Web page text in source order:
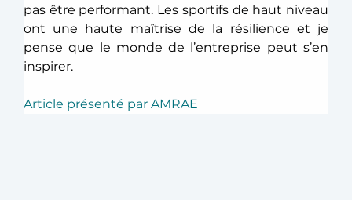
pas être performant. Les sportifs de haut niveau
ont une haute maîtrise de la résilience et je
pense que le monde de l’entreprise peut s’en
inspirer.
Article présenté par AMRAE